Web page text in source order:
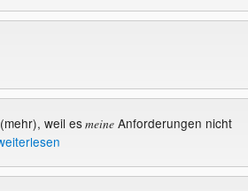
weil esmeineAnforderungen nicht